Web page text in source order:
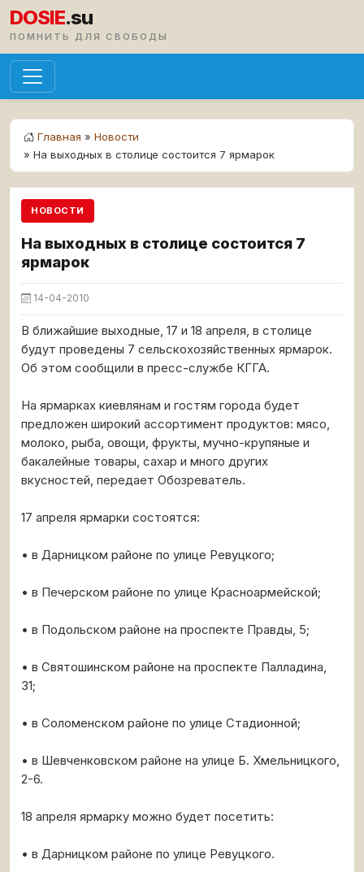
DOSIE.su
ПОМНИТЬ ДЛЯ СВОБОДЫ
Главная » Новости
» На выходных в столице состоится 7 ярмарок
НОВОСТИ
На выходных в столице состоится 7
ярмарок
14-04-2010
В ближайшие выходные, 17 и 18 апреля, в столице
будут проведены 7 сельскохозяйственных ярмарок.
Об этом сообщили в пресс-службе КГГА.
На ярмарках киевлянам и гостям города будет
предложен широкий ассортимент продуктов: мясо,
молоко, рыба, овощи, фрукты, мучно-крупяные и
бакалейные товары, сахар и много других
вкусностей, передает Обозреватель.
17 апреля ярмарки состоятся:
• в Дарницком районе по улице Ревуцкого;
• в Печерском районе по улице Красноармейской;
• в Подольском районе на проспекте Правды, 5;
• в Святошинском районе на проспекте Палладина,
31;
• в Соломенском районе по улице Стадионной;
• в Шевченковском районе на улице Б. Хмельницкого,
2-6.
18 апреля ярмарку можно будет посетить:
• в Дарницком районе по улице Ревуцкого.